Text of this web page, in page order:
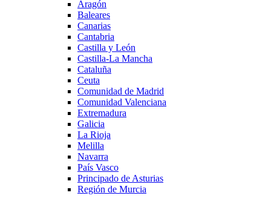
Aragón
Baleares
Canarias
Cantabria
Castilla y León
Castilla-La Mancha
Cataluña
Ceuta
Comunidad de Madrid
Comunidad Valenciana
Extremadura
Galicia
La Rioja
Melilla
Navarra
País Vasco
Principado de Asturias
Región de Murcia